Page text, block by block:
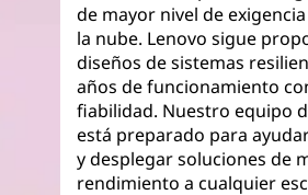
de mayor nivel de
la nube. Lenovo sigue
diseños de sistemas
años de funcionamiento
fiabilidad. Nuestro equipo
está preparado para
y desplegar soluciones de
rendimiento a cualquier